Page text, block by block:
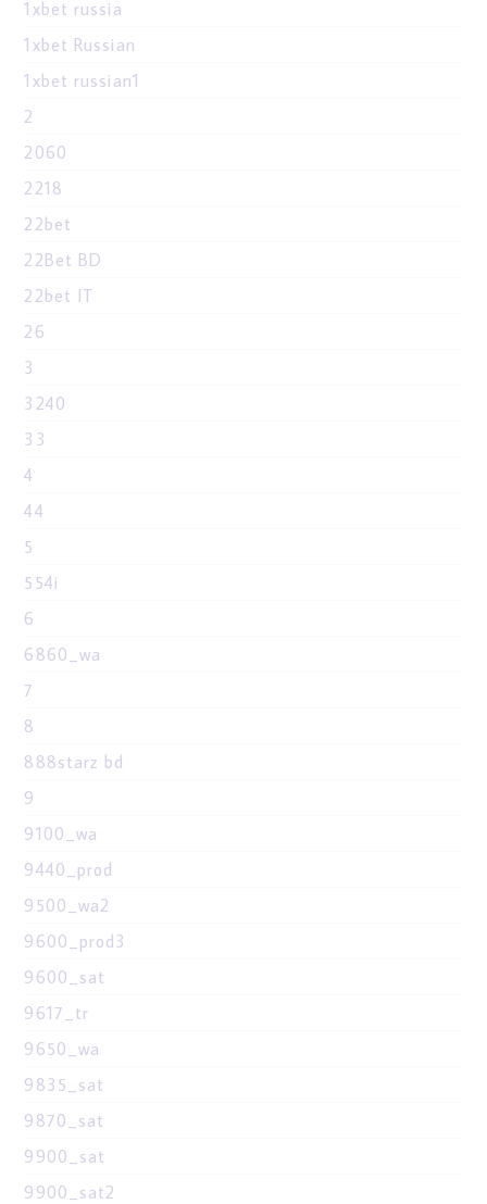
1xbet russia
1xbet Russian
1xbet russian1
2
2060
2218
22bet
22Bet BD
22bet IT
26
3
3240
33
4
44
5
554i
6
6860_wa
7
8
888starz bd
9
9100_wa
9440_prod
9500_wa2
9600_prod3
9600_sat
9617_tr
9650_wa
9835_sat
9870_sat
9900_sat
9900_sat2